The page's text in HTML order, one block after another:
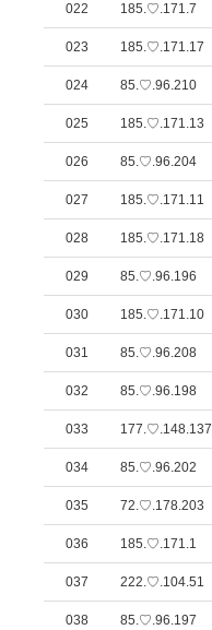
022 185.♡.171.7
023 185.♡.171.17
024 85.♡.96.210
025 185.♡.171.13
026 85.♡.96.204
027 185.♡.171.11
028 185.♡.171.18
029 85.♡.96.196
030 185.♡.171.10
031 85.♡.96.208
032 85.♡.96.198
033 177.♡.148.137
034 85.♡.96.202
035 72.♡.178.203
036 185.♡.171.1
037 222.♡.104.51
038 85.♡.96.197